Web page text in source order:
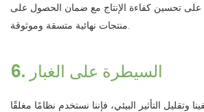
على تحسين كفاءة الإنتاج مع ضمان الحصول على
منتجات نهائية متسقة وموثوقة.
6. السيطرة على الغبار
وتقليل التأثير البيئي، فإننا نستخدم نظامًا مغلقًا